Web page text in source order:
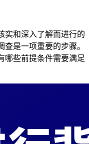
实和深入了解而进行的
是一项重要的步骤。
哪些前提条件需要满足